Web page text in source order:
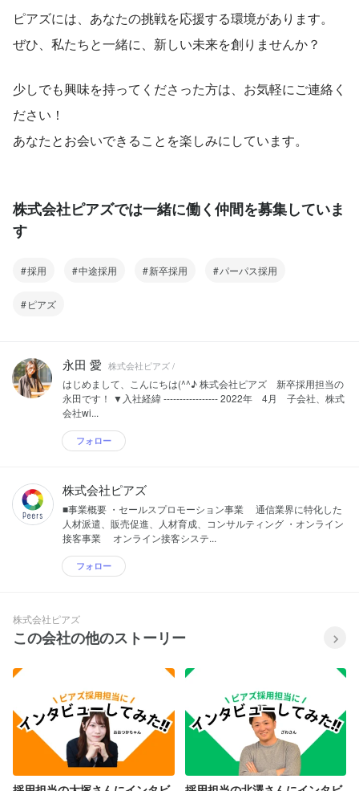
ピアズには、あなたの挑戦を応援する環境があります。
ぜひ、私たちと一緒に、新しい未来を創りませんか？
少しでも興味を持ってくださった方は、お気軽にご連絡く
ださい！
あなたとお会いできることを楽しみにしています。
株式会社ピアズでは一緒に働く仲間を募集していま
す
採用 中途採用 新卒採用 パーパス採用
ピアズ
永田 愛 株式会社ピアズ /
はじめまして、こんにちは(^^♪ 株式会社ピアズ 新卒採用担当の
永田です！ ▼入社経緯 ----------------- 2022年 4月 子会社、株式
会社wi...
フォロー
株式会社ピアズ
■事業概要 ・セールスプロモーション事業 通信業界に特化した
人材派遣、販売促進、人材育成、コンサルティング ・オンライン
接客事業 オンライン接客システ...
フォロー
株式会社ピアズ
この会社の他のストーリー